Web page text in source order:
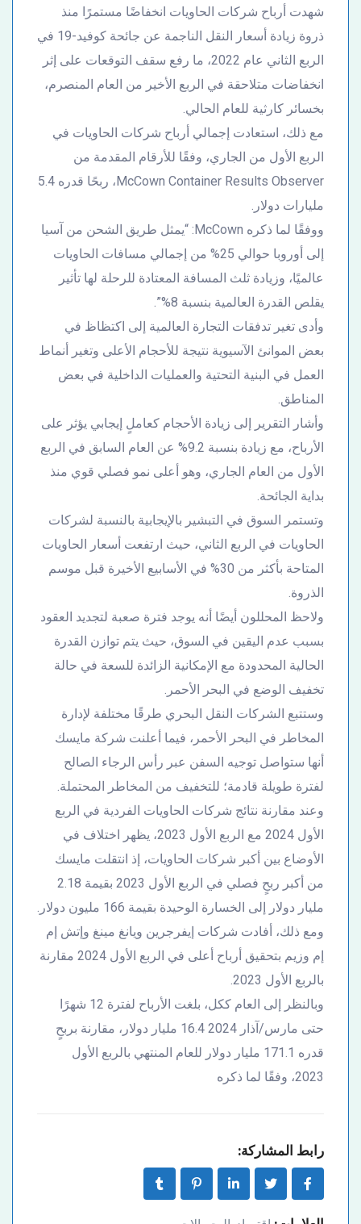
شهدت أرباح شركات الحاويات انخفاضًا مستمرًا منذ
ذروة زيادة أسعار النقل الناجمة عن جائحة كوفيد-19 في
الربع الثاني عام 2022، ما رفع سقف التوقعات على إثر
انخفاضات متلاحقة في الربع الأخير من العام المنصرم،
بخسائر كارثية للعام الحالي.
مع ذلك، استعادت إجمالي أرباح شركات الحاويات في
الربع الأول من الجاري، وفقًا للأرقام المقدمة من
McCown Container Results Observer، ربحًا قدره 5.4
مليارات دولار.
ووفقًا لما ذكره McCown: “يمثل طريق الشحن من آسيا
إلى أوروبا حوالي 25% من إجمالي مسافات الحاويات
عالميًا، وزيادة ثلث المسافة المعتادة للرحلة لها تأثير
يقلص القدرة العالمية بنسبة 8%”.
وأدى تغير تدفقات التجارة العالمية إلى اكتظاظ في
بعض الموانئ الآسيوية نتيجة للأحجام الأعلى وتغير أنماط
العمل في البنية التحتية والعمليات الداخلية في بعض
المناطق.
وأشار التقرير إلى زيادة الأحجام كعاملٍ إيجابي يؤثر على
الأرباح، مع زيادة بنسبة 9.2% عن العام السابق في الربع
الأول من العام الجاري، وهو أعلى نمو فصلي قوي منذ
بداية الجائحة.
وتستمر السوق في التبشير بالإيجابية بالنسبة لشركات
الحاويات في الربع الثاني، حيث ارتفعت أسعار الحاويات
المتاحة بأكثر من 30% في الأسابيع الأخيرة قبل موسم
الذروة.
ولاحظ المحللون أيضًا أنه يوجد فترة صعبة لتجديد العقود
بسبب عدم اليقين في السوق، حيث يتم توازن القدرة
الحالية المحدودة مع الإمكانية الزائدة للسعة في حالة
تخفيف الوضع في البحر الأحمر.
وستتبع الشركات النقل البحري طرقًا مختلفة لإدارة
المخاطر في البحر الأحمر، فيما أعلنت شركة مايسك
أنها ستواصل توجيه السفن عبر رأس الرجاء الصالح
لفترة طويلة قادمة؛ للتخفيف من المخاطر المحتملة.
وعند مقارنة نتائج شركات الحاويات الفردية في الربع
الأول 2024 مع الربع الأول 2023، يظهر اختلاف في
الأوضاع بين أكبر شركات الحاويات، إذ انتقلت مايسك
من أكبر ربحٍ فصلي في الربع الأول 2023 بقيمة 2.18
مليار دولار إلى الخسارة الوحيدة بقيمة 166 مليون دولار.
ومع ذلك، أفادت شركات إيفرجرين ويانغ مينغ وإتش إم
إم وزيم بتحقيق أرباح أعلى في الربع الأول 2024 مقارنة
بالربع الأول 2023.
وبالنظر إلى العام ككل، بلغت الأرباح لفترة 12 شهرًا
حتى مارس/آذار 2024 16.4 مليار دولار، مقارنة بربحٍ
قدره 171.1 مليار دولار للعام المنتهي بالربع الأول
2023، وفقًا لما ذكره
رابط المشاركة: